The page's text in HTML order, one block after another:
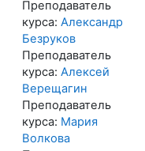
Преподаватель
курса: Александр
Безруков
Преподаватель
курса: Алексей
Верещагин
Преподаватель
курса: Мария
Волкова